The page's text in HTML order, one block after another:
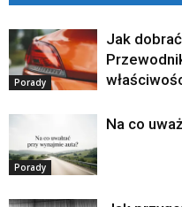
Porady
Jak
Porady
Na co